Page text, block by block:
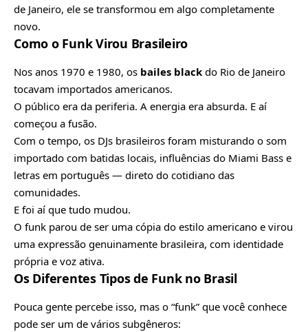
de Janeiro, ele se transformou em algo completamente
novo.
Como o Funk Virou Brasileiro
Nos anos 1970 e 1980, os bailes black do Rio de Janeiro
tocavam importados americanos.
O público era da periferia. A energia era absurda. E aí
começou a fusão.
Com o tempo, os DJs brasileiros foram misturando o som
importado com batidas locais, influências do Miami Bass e
letras em português — direto do cotidiano das
comunidades.
E foi aí que tudo mudou.
O funk parou de ser uma cópia do estilo americano e virou
uma expressão genuinamente brasileira, com identidade
própria e voz ativa.
Os Diferentes Tipos de Funk no Brasil
Pouca gente percebe isso, mas o “funk” que você conhece
pode ser um de vários subgêneros: